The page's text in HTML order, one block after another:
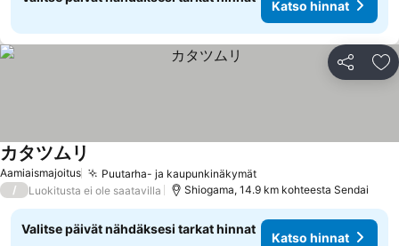
Katso hinnat
Jaa
Aamiaismajoitus Puutarha- ja kaupunkinäkymätKatso hinnat
カタツムリ
/ Luokitusta ei ole saatavilla Shiogama, 14.9 km kohteesta Sendai
Valitse päivät nähdäksesi tarkat hinnat
Katso hinnat